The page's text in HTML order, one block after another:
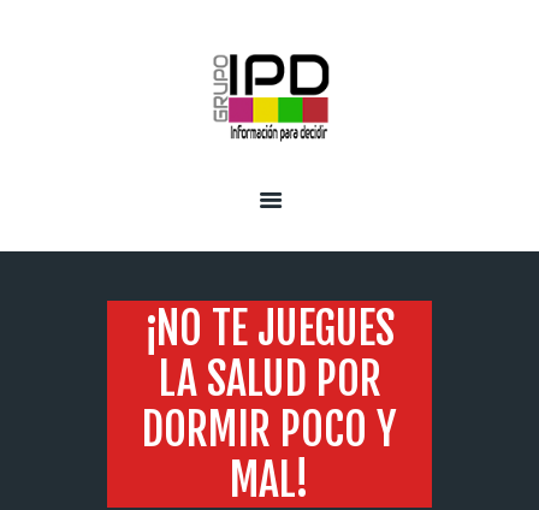
¡NO TE JUEGUES
LA SALUD POR
DORMIR POCO Y
MAL!